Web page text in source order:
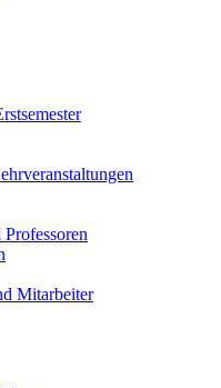
Mitarbeiter